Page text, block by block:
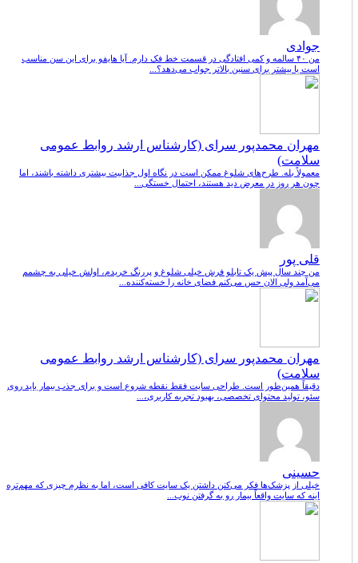
جوادی
من ۴۰ سالمه و کمی افتادگی در قسمت خط فک دارم. آیا هایفو برای این سن مناسب
است یا بیشتر برای سنین بالاتر جواب می‌دهد؟...
مهران محمدپور سرای (کارشناس ارشد روابط عمومی
سلامت)
معمولاً بله. طرح‌های شلوغ ممکن است در نگاه اول جذابیت بیشتری داشته باشند، اما
چون هر روز در معرض دید هستند، احتمال خستگی...
قلی پور
من چند سال پیش یک تابلو فرش خیلی شلوغ و پررنگ خریدم، اولش خیلی به چشمم
می‌آمد ولی الان حس می‌کنم فضای خانه را خسته‌کننده...
مهران محمدپور سرای (کارشناس ارشد روابط عمومی
سلامت)
دقیقاً همین‌طور است. طراحی سایت فقط نقطه شروع است و برای جذب بیمار باید روی
سئو، تولید محتوای تخصصی، بهبود تجربه کاربری،...
حسینی
خیلی از پزشک‌ها فکر می‌کنن داشتن یک سایت کافی است، اما به نظرم چیزی که مهم‌تره
اینه که سایت واقعاً بیمار رو به گرفتن نوب...